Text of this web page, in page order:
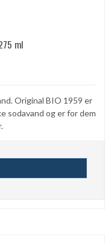
ml
Original BIO 1959 er
sodavand og er for dem